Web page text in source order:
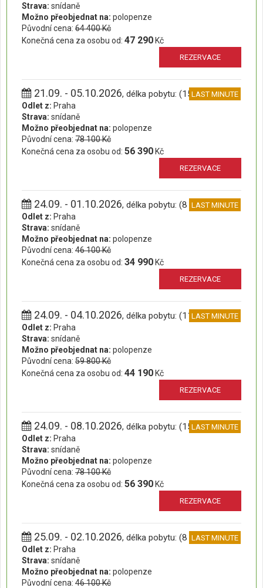
Strava: snídaně
Možno přeobjednat na: polopenze
Původní cena: 64 400 Kč
Konečná cena za osobu od: 47 290 Kč
REZERVACE
21.09. - 05.10.2026, délka pobytu: (15 dní)LAST MINUTE
Odlet z: Praha
Strava: snídaně
Možno přeobjednat na: polopenze
Původní cena: 78 100 Kč
Konečná cena za osobu od: 56 390 Kč
REZERVACE
24.09. - 01.10.2026, délka pobytu: (8 dní)LAST MINUTE
Odlet z: Praha
Strava: snídaně
Možno přeobjednat na: polopenze
Původní cena: 46 100 Kč
Konečná cena za osobu od: 34 990 Kč
REZERVACE
24.09. - 04.10.2026, délka pobytu: (11 dní)LAST MINUTE
Odlet z: Praha
Strava: snídaně
Možno přeobjednat na: polopenze
Původní cena: 59 800 Kč
Konečná cena za osobu od: 44 190 Kč
REZERVACE
24.09. - 08.10.2026, délka pobytu: (15 dní)LAST MINUTE
Odlet z: Praha
Strava: snídaně
Možno přeobjednat na: polopenze
Původní cena: 78 100 Kč
Konečná cena za osobu od: 56 390 Kč
REZERVACE
25.09. - 02.10.2026, délka pobytu: (8 dní)LAST MINUTE
Odlet z: Praha
Strava: snídaně
Možno přeobjednat na: polopenze
Původní cena: 46 100 Kč